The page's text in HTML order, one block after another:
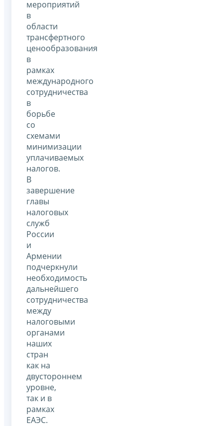
мероприятий
в
области
трансфертного
ценообразования
в
рамках
международного
сотрудничества
в
борьбе
со
схемами
минимизации
уплачиваемых
налогов.
В
завершение
главы
налоговых
служб
России
и
Армении
подчеркнули
необходимость
дальнейшего
сотрудничества
между
налоговыми
органами
наших
стран
как на
двустороннем
уровне,
так и в
рамках
ЕАЭС.